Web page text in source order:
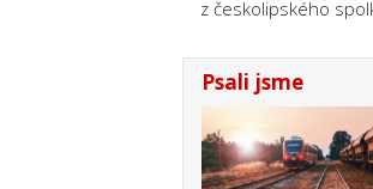
z českolipského
Psali jsme